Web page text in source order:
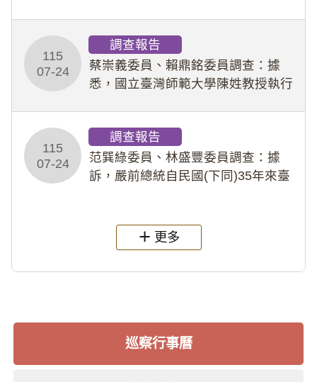
行拍攝特定樣態性影像並以手機傳送
劉師。該生因畏懼成
115
07-24
調查報告
蔡崇義委員、賴鼎銘委員調查：據
悉，國立臺灣師範大學陳姓教授執行
術倫理等情案調查報告。(115教調
31)
115
07-24
調查報告
范巽綠委員、林盛豐委員調查：據
訴，嚴前總統自民國(下同)35年來臺
過世後，總統府於89年間函請其家屬
繼續留住
更多
巡察行事曆